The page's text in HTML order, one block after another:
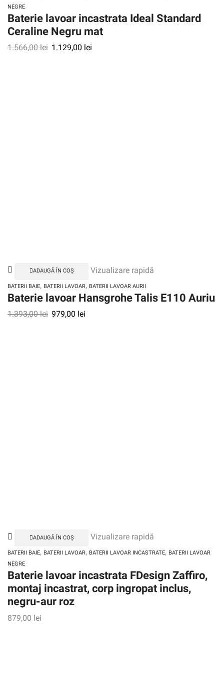
NEGRE
Baterie lavoar incastrata Ideal Standard
Ceraline Negru mat
1.566,00lei 1.129,00 lei
ADAUGĂ ÎN COȘ Vizualizare rapidă
BATERII BAIE, BATERII LAVOAR, BATERII LAVOAR AURII
Baterie lavoar Hansgrohe Talis E110 Auriu
1.393,00lei 979,00 lei
ADAUGĂ ÎN COȘ Vizualizare rapidă
BATERII BAIE, BATERII LAVOAR, BATERII LAVOAR INCASTRATE, BATERII LAVOAR
NEGRE
Baterie lavoar incastrata FDesign Zaffiro,
montaj incastrat, corp ingropat inclus,
negru-aur roz
879,00 lei